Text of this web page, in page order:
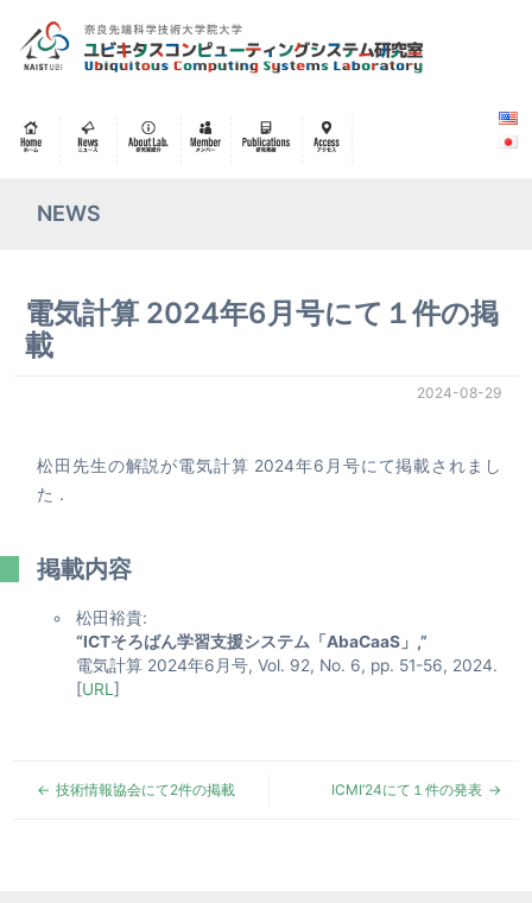
NEWS
電気計算 2024年6月号にて１件の掲
載
2024-08-29
松田先生の解説が電気計算 2024年6月号にて掲載されまし
た．
掲載内容
松田裕貴:
“ICTそろばん学習支援システム「AbaCaaS」,”
電気計算 2024年6月号, Vol. 92, No. 6, pp. 51-56, 2024.
[URL]
技術情報協会にて2件の掲載 ICMI’24にて１件の発表